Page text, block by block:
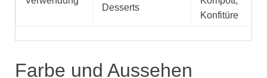
Desserts
Konfitüre
Farbe und Aussehen